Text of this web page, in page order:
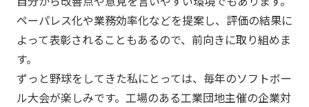
ペーパレス化や業務効率化などを提案し、評価の結果に
よって表彰されることもあるので、前向きに取り組めま
す。
ずっと野球をしてきた私にとっては、毎年のソフトボー
ル大会が楽しみです。工場のある工業団地主催の企業対